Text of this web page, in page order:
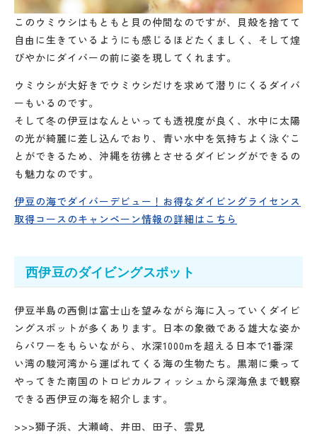
このウミウシはもともと貝の仲間なのですが、貝殻を捨てて
自由に生きているようにも感じるほどたくましく、そして煌
びやかにダイバーの前に姿を現してくれます。
ウミウシが大好きでウミウシだけを求めて潜りにくるダイバ
ーもいるのです。
そして冬の伊豆はなんといっても透視度が良く、水中に太陽
の光が綺麗に差し込んでおり、青い水中を気持ちよく泳ぐこ
とができるため、沖縄を彷彿とさせるダイビングができるの
も魅力なのです。
伊豆の海でダイバーデビュー！お得なダイビングライセンス
取得コースのキャンペーン情報の詳細はこちら
西伊豆のダイビングスポット
伊豆半島の西側は富士山を望みながら海に入っていくダイビ
ングスポットが多くあります。日本の象徴である雄大な姿か
らパワーをもらいながら、水深1000mを超える日本で1番深
い湾の駿河湾から運ばれてくる海の生物たち。黒潮に乗って
やってきた南国のトロピカルフィッシュから深海魚まで観察
できる西伊豆の海を紹介します。
>>>獅子浜、大瀬崎、井田、田子、雲見